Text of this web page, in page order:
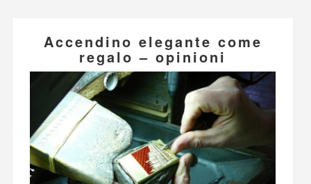
Accendino elegante come
regalo – opinioni